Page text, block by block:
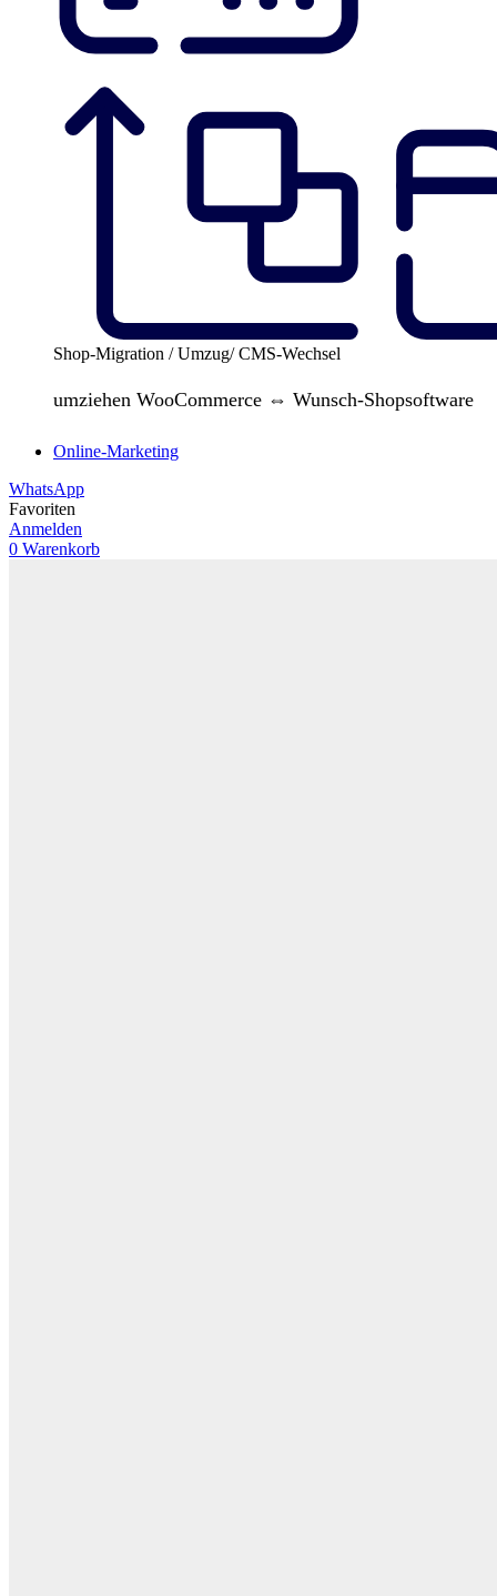
Shop-Migration / Umzug/ CMS-Wechsel
umziehen WooCommerce ⇔ Wunsch-Shopsoftware
Online-Marketing
WhatsApp
Favoriten
Anmelden
0 Warenkorb